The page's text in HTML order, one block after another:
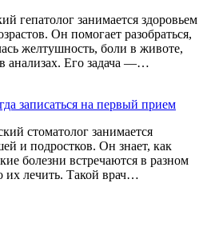
гепатолог занимается здоровьем
Он помогает разобраться,
желтушность, боли в животе,
анализах. Его задача —…
записаться на первый прием
стоматолог занимается
и подростков. Он знает, как
болезни встречаются в разном
их лечить. Такой врач…